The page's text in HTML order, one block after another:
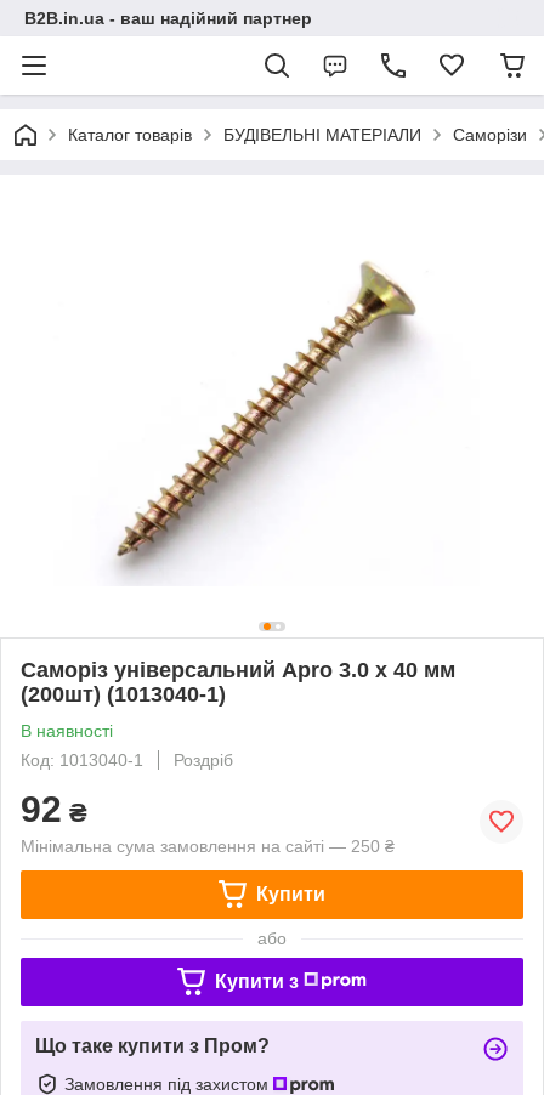
B2B.in.ua - ваш надійний партнер
Каталог товарів БУДІВЕЛЬНІ МАТЕРІАЛИ Саморізи
Саморіз універсальний Apro 3.0 x 40 мм
(200шт) (1013040-1)
В наявності
Код: 1013040-1
Роздріб
92 ₴
Мінімальна сума замовлення на сайті — 250 ₴
Купити
або
Купити з
Що таке купити з Пром?
Замовлення під захистом